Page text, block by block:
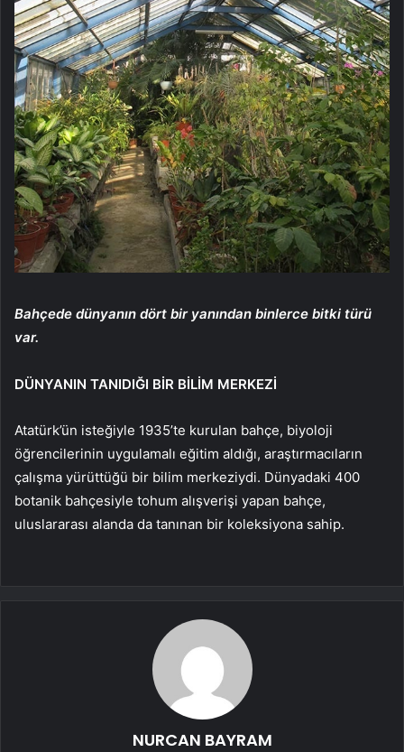
Bahçede dünyanın dört bir yanından binlerce bitki türü
var.
DÜNYANIN TANIDIĞI BİR BİLİM MERKEZİ
Atatürk’ün isteğiyle 1935’te kurulan bahçe, biyoloji
öğrencilerinin uygulamalı eğitim aldığı, araştırmacıların
çalışma yürüttüğü bir bilim merkeziydi. Dünyadaki 400
botanik bahçesiyle tohum alışverişi yapan bahçe,
uluslararası alanda da tanınan bir koleksiyona sahip.
NURCAN BAYRAM